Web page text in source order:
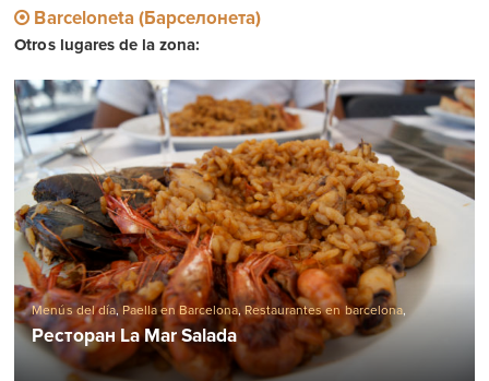
Barceloneta (Барселонета)
Otros lugares de la zona:
Menús del día,Paella en Barcelona,Restaurantes en barcelona,
Restaurantes de marisco en Barcelona
Ресторан La Mar Salada